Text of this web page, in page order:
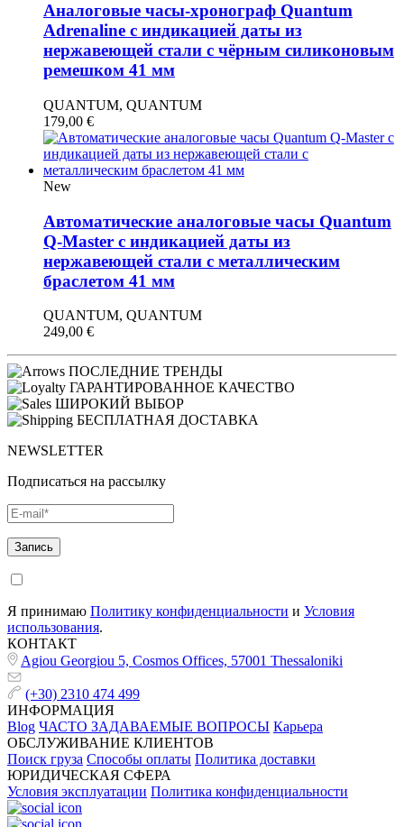
Аналоговые часы-хронограф Quantum
Adrenaline с индикацией даты из
нержавеющей стали с чёрным силиконовым
ремешком 41 мм
QUANTUM, QUANTUM
179,00 €
New
Автоматические аналоговые часы Quantum
Q-Master с индикацией даты из
нержавеющей стали с металлическим
браслетом 41 мм
QUANTUM, QUANTUM
249,00 €
ПОСЛЕДНИЕ ТРЕНДЫ
ГАРАНТИРОВАННОЕ КАЧЕСТВО
ШИРОКИЙ ВЫБОР
БЕСПЛАТНАЯ ДОСТАВКА
NEWSLETTER
Подписаться на рассылку
Я принимаю Политику конфиденциальности и Условия
использования.
КОНТАКТ
Agiou Georgiou 5, Cosmos Offices, 57001 Thessaloniki
(+30) 2310 474 499
ИНФОРМАЦИЯ
Blog ЧАСТО ЗАДАВАЕМЫЕ ВОПРОСЫ Карьера
ОБСЛУЖИВАНИЕ КЛИЕНТОВ
Поиск груза Способы оплаты Политика доставки
ЮРИДИЧЕСКАЯ СФЕРА
Условия эксплуатации Политика конфиденциальности